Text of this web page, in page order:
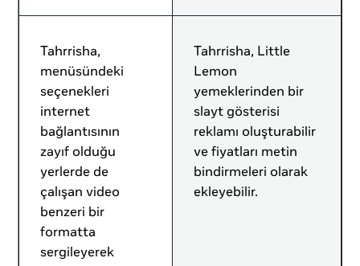
Tahrrisha,
menüsündeki
seçenekleri
internet
bağlantısının
zayıf olduğu
yerlerde de
çalışan video
benzeri bir
formatta
sergileyerek
Tahrrisha, Little
Lemon
yemeklerinden bir
slayt gösterisi
reklamı oluşturabilir
ve fiyatları metin
bindirmeleri olarak
ekleyebilir.